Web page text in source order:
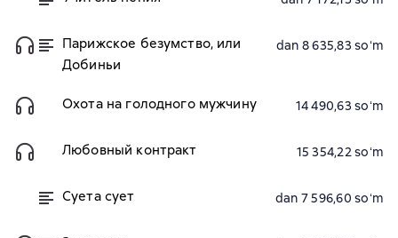
Парижское безумство, или
Добиньи
dan 8 635,83 soʻm
Охота на голодного мужчину 14 490,63 soʻm
Любовный контракт 15 354,22 soʻm
Суета сует dan 7 596,60 soʻm